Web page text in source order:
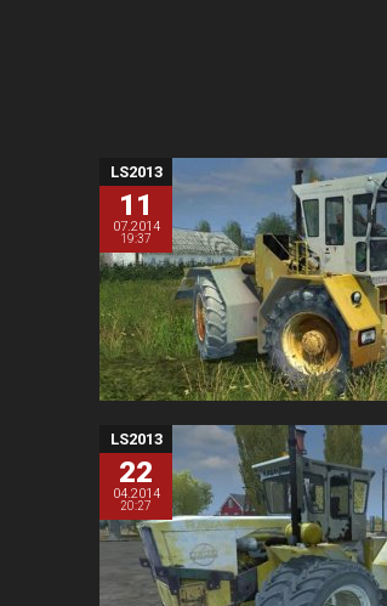
LS2013
11
07.2014
19:37
LS2013
22
04.2014
20:27